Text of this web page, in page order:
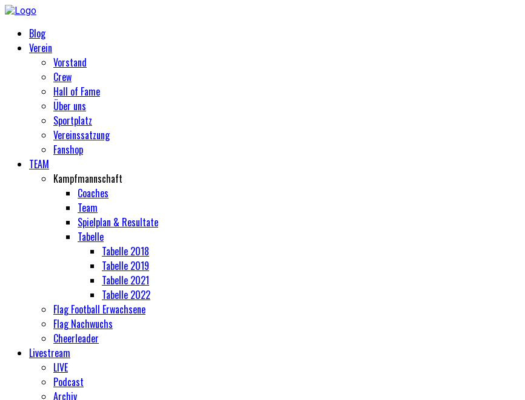
Blog
Verein
Vorstand
Crew
Hall of Fame
Über uns
Sportplatz
Vereinssatzung
Fanshop
TEAM
Kampfmannschaft
Coaches
Team
Spielplan & Resultate
Tabelle
Tabelle 2018
Tabelle 2019
Tabelle 2021
Tabelle 2022
Flag Football Erwachsene
Flag Nachwuchs
Cheerleader
Livestream
LIVE
Podcast
Archiv